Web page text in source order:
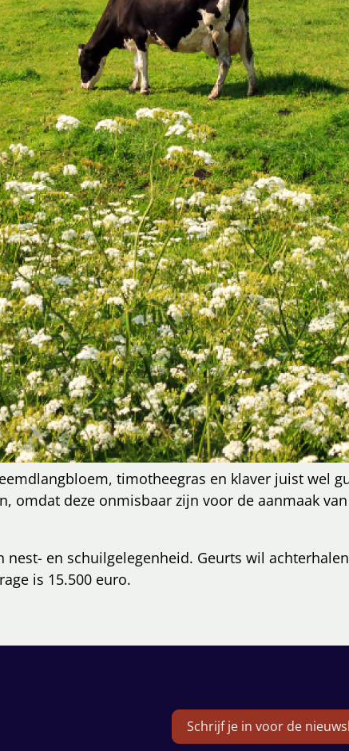
timotheegras en klaver juist wel
omdat deze onmisbaar zijn voor de aanmaak
en schuilgelegenheid. Geurts wil
is 15.500 euro.
Schrijf je in voor de